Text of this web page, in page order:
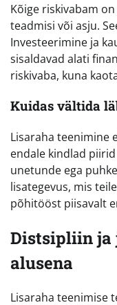
Kõige riskivabam
teadmisi või asju.
Investeerimine ja
sisaldavad alati
riskivaba, kuna
Kuidas vältida
Lisaraha teenimine
endale kindlad
unetunde ega
lisategevus, mis
põhitööst piisavalt
Distsipliin ja
alusena
Lisaraha teenimise